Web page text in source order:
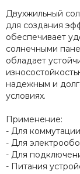
Двухжильный
для создания
обеспечивает
солнечными
обладает
надежным и
условиях.
Применение:
- Для
- Для
- Для
- Питания